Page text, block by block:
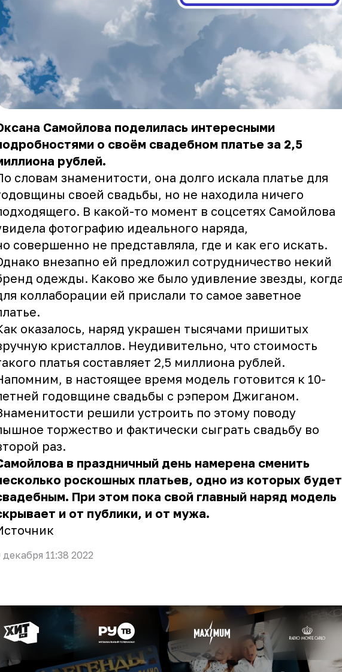
Самойлова поделилась интересными
о своём свадебном платье за 2,5
рублей.
словам знаменитости, она долго искала платье для
своей свадьбы, но не находила ничего
В какой-то момент в соцсетях Самойлова
фотографию идеального наряда,
совершенно не представляла, где и как его искать.
внезапно ей предложил сотрудничество некий
одежды. Каково же было удивление звезды,
коллаборации ей прислали то самое заветное
оказалось, наряд украшен тысячами пришитых
кристаллов. Неудивительно, что стоимость
платья составляет 2,5 миллиона рублей.
в настоящее время модель готовится к 10-
годовщине свадьбы с рэпером Джиганом.
решили устроить по этому поводу
торжество и фактически сыграть свадьбу во
раз.
в праздничный день намерена сменить
роскошных платьев, одно из которых будет
При этом пока свой главный наряд модель
и от публики, и от мужа.
декабря 11:38 2022